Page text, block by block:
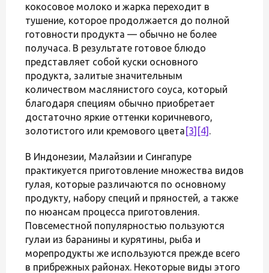
кокосовое молоко и жарка переходит в
тушение, которое продолжается до полной
готовности продукта — обычно не более
получаса. В результате готовое блюдо
представляет собой куски основного
продукта, залитые значительным
количеством маслянистого соуса, который
благодаря специям обычно приобретает
достаточно яркие оттенки коричневого,
золотистого или кремового цвета [3] [4] .
В Индонезии, Малайзии и Сингапуре
практикуется приготовление множества видов
гулая, которые различаются по основному
продукту, набору специй и пряностей, а также
по нюансам процесса приготовления.
Повсеместной популярностью пользуются
гулаи из баранины и курятины, рыба и
морепродукты же используются прежде всего
в прибрежных районах. Некоторые виды этого